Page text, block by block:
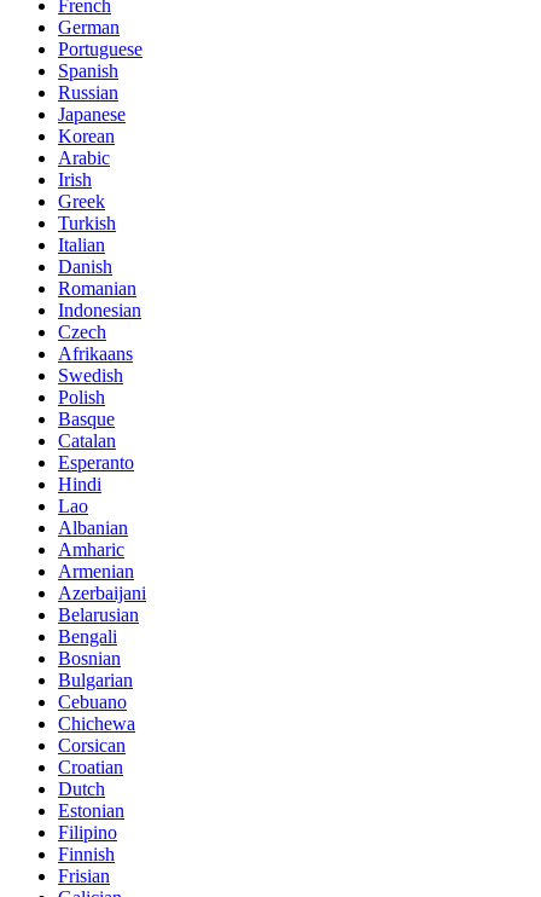
French
German
Portuguese
Spanish
Russian
Japanese
Korean
Arabic
Irish
Greek
Turkish
Italian
Danish
Romanian
Indonesian
Czech
Afrikaans
Swedish
Polish
Basque
Catalan
Esperanto
Hindi
Lao
Albanian
Amharic
Armenian
Azerbaijani
Belarusian
Bengali
Bosnian
Bulgarian
Cebuano
Chichewa
Corsican
Croatian
Dutch
Estonian
Filipino
Finnish
Frisian